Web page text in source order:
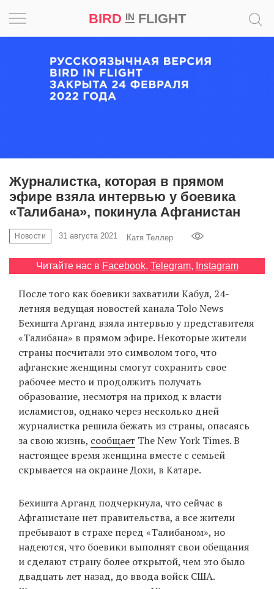
BIRD INFLIGHT
Журналистка, которая в прямом
эфире взяла интервью у боевика
«Талибана», покинула Афганистан
Новости 31 августа 2021 Катя Теллер
Читайте нас в Facebook, Telegram, Instagram
После того как боевики захватили Кабул, 24-
летняя ведущая новостей канала Tolo News
Бехишта Арганд взяла интервью у представителя
«Талибана» в прямом эфире. Некоторые жители
страны посчитали это символом того, что
афганские женщины смогут сохранить свое
рабочее место и продолжить получать
образование, несмотря на приход к власти
исламистов, однако через несколько дней
журналистка решила бежать из страны, опасаясь
за свою жизнь, сообщает The New York Times. В
настоящее время женщина вместе с семьей
скрывается на окраине Дохи, в Катаре.
Бехишта Арганд подчеркнула, что сейчас в
Афганистане нет правительства, а все жители
пребывают в страхе перед «Талибаном», но
надеются, что боевики выполнят свои обещания
и сделают страну более открытой, чем это было
двадцать лет назад, до ввода войск США.